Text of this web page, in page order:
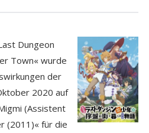
Dungeon
Town« wurde
der
2020 auf
(Assistent
(2011)« für die